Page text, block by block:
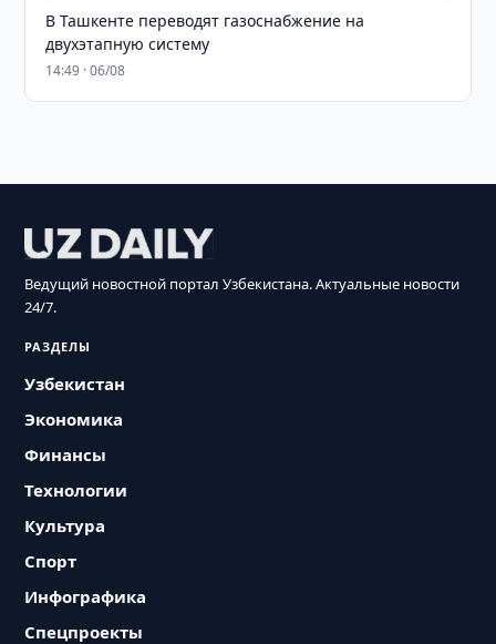
В Ташкенте переводят газоснабжение на
двухэтапную систему
14:49 · 06/08
Ведущий новостной портал Узбекистана. Актуальные новости
24/7.
РАЗДЕЛЫ
Узбекистан
Экономика
Финансы
Технологии
Культура
Спорт
Инфографика
Спецпроекты